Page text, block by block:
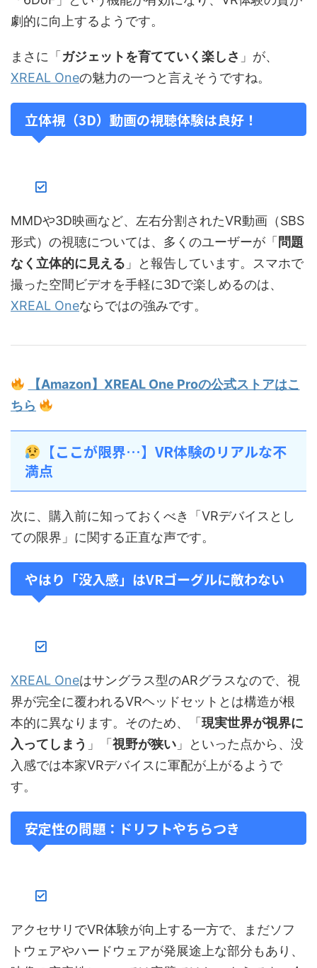
劇的に向上するようです。
まさに「 ガジェットを育てていく楽しさ 」が、
XREAL Oneの魅力の一つと言えそうですね。
立体視（3D）動画の視聴体験は良好！
MMDや3D映画など、左右分割されたVR動画（SBS
形式）の視聴については、多くのユーザーが「 問題
なく立体的に見える 」と報告しています。スマホで
撮った空間ビデオを手軽に3Dで楽しめるのは、
XREAL Oneならではの強みです。
【Amazon】XREAL One Proの公式ストアはこ
ちら
【ここが限界…】VR体験のリアルな不
満点
次に、購入前に知っておくべき「VRデバイスとし
ての限界」に関する正直な声です。
やはり「没入感」はVRゴーグルに敵わない
XREAL Oneはサングラス型のARグラスなので、視
界が完全に覆われるVRヘッドセットとは構造が根
本的に異なります。そのため、「 現実世界が視界に
入ってしまう 」「 視野が狭い 」といった点から、没
入感では本家VRデバイスに軍配が上がるようで
す。
安定性の問題：ドリフトやちらつき
アクセサリでVR体験が向上する一方で、まだソフ
トウェアやハードウェアが発展途上な部分もあり、